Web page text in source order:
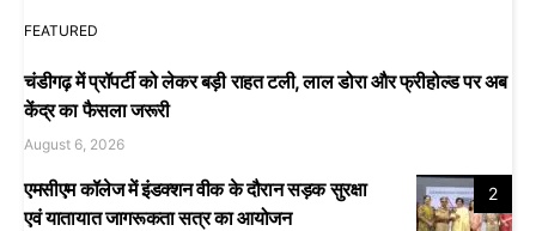
FEATURED
चंडीगढ़ में प्रॉपर्टी को लेकर बड़ी राहत टली, लाल डोरा और फ्रीहोल्ड पर अब
केंद्र का फैसला जरूरी
August 6, 2026
2
एमसीएम कॉलेज में इंडक्शन वीक के दौरान सड़क सुरक्षा
एवं यातायात जागरूकता सत्र का आयोजन